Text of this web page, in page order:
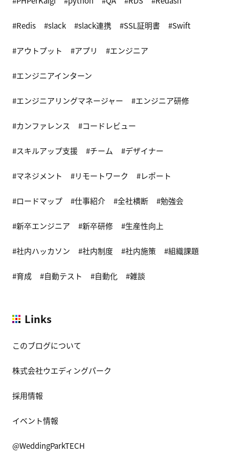
Redis slack slack連携 SSL証明書 Swift
アウトプット アプリ エンジニア
エンジニアインターン
エンジニアリングマネージャー エンジニア研修
カンファレンス コードレビュー
スキルアップ支援 チーム デザイナー
マネジメント リモートワーク レポート
ロードマップ 仕事紹介 全社横断 勉強会
新卒エンジニア 新卒研修 生産性向上
社内ハッカソン 社内制度 社内施策 組織課題
育成 自動テスト 自動化 雑談
Links
このブログについて
株式会社ウエディングパーク
採用情報
イベント情報
@WeddingParkTECH